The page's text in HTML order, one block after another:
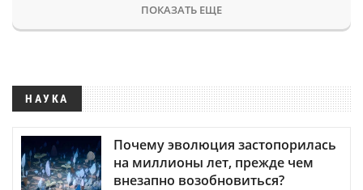
ПОКАЗАТЬ ЕЩЕ
НАУКА
Почему эволюция застопорилась
на миллионы лет, прежде чем
внезапно возобновиться?